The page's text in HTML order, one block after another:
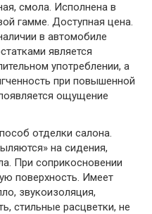
смола. Исполнена в
гамме. Доступная цена.
в автомобиле
является
употреблении, а
при повышенной
ощущение
отделки салона.
на сидения,
При соприкосновении
поверхность. Имеет
звукоизоляция,
стильные расцветки, не